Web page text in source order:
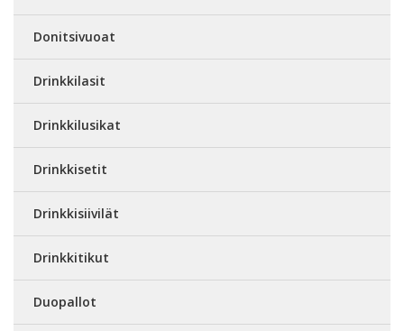
Donitsivuoat
Drinkkilasit
Drinkkilusikat
Drinkkisetit
Drinkkisiivilät
Drinkkitikut
Duopallot